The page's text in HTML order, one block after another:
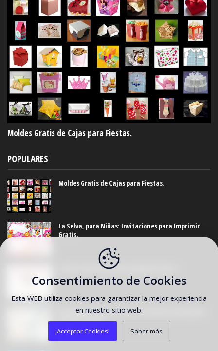
Moldes Gratis de Cajas para Fiestas.
POPULARES
Moldes Gratis de Cajas para Fiestas.
La Selva, para Niñas: Invitaciones para Imprimir
Gratis.
Frozen: Caja Tetera Para Imprimir Gratis.
Divertido Kit de Paw Patrol o Patrulla Canina para
Imprimir Gratis.
Consentimiento de Cookies
Esta WEB utiliza cookies para garantizar la mejor experiencia
en nuestro sitio web.
¡Acceptar Cookies! Saber más